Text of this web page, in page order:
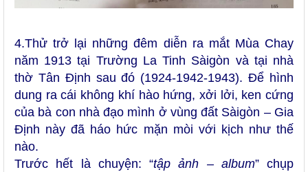
4.Thử trở lại những đêm diễn ra mắt Mùa Chay
năm 1913 tại Trường La Tinh Sàigòn và tại nhà
thờ Tân Định sau đó (1924-1942-1943). Để hình
dung ra cái không khí hào hứng, xởi lởi, ken cứng
của bà con nhà đạo mình ở vùng đất Sàigòn – Gia
Định này đã háo hức mặn mòi với kịch như thế
nào.
Trước hết là chuyện: “tập ảnh – album” chụp